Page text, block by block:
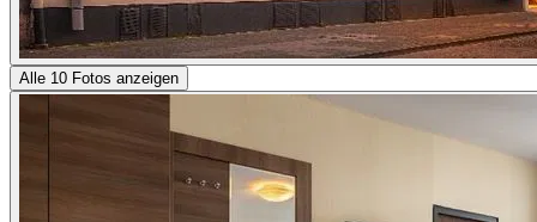
Alle 10 Fotos anzeigen